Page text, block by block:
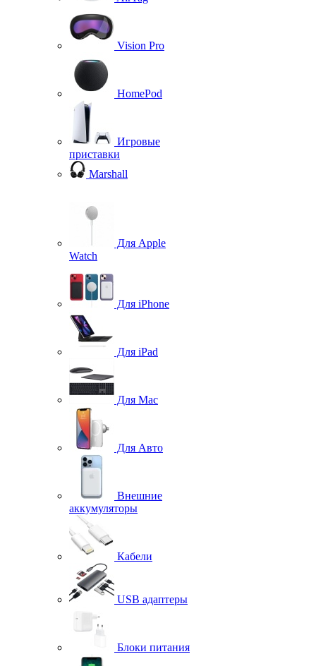
Vision Pro
HomePod
Игровые
приставки
Marshall
Для Apple
Watch
Для iPhone
Для iPad
Для Mac
Для Авто
Внешние
аккумуляторы
Кабели
USB адаптеры
Блоки питания